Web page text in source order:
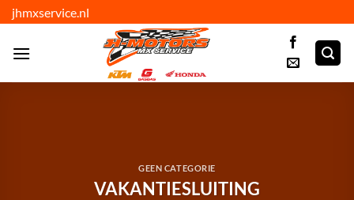
Ga
naar
inhoud
jhmxservice.nl
GEEN CATEGORIE
VAKANTIESLUITING